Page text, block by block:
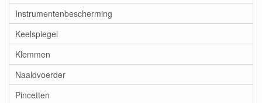
Instrumentenbescherming
Keelspiegel
Klemmen
Naaldvoerder
Pincetten